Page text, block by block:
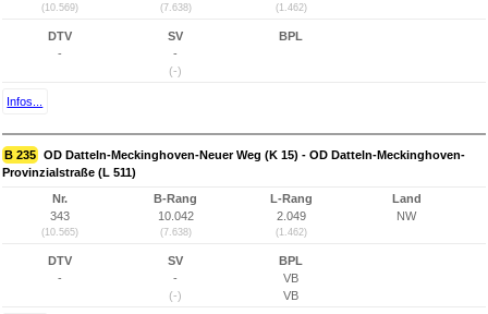
(10.569) (7.638) (1.462)
DTV
-
SV
-
(-)
BPL
Infos...
B 235 OD Datteln-Meckinghoven-Neuer Weg (K 15) - OD Datteln-Meckinghoven-
Provinzialstraße (L 511)
Nr.
343
(10.565)
B-Rang
10.042
(7.638)
L-Rang
2.049
(1.462)
Land
NW
DTV
-
SV
-
(-)
BPL
VB
VB